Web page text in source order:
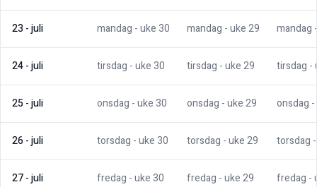
23 -juli mandag - uke30 mandag - uke29 mandag
24-juli tirsdag - uke30 tirsdag - uke29 tirsdag -
25-juli onsdag - uke30 onsdag - uke29 onsdag
26-juli torsdag - uke30 torsdag - uke29 torsdag
27-juli fredag - uke30 fredag - uke29 fredag -